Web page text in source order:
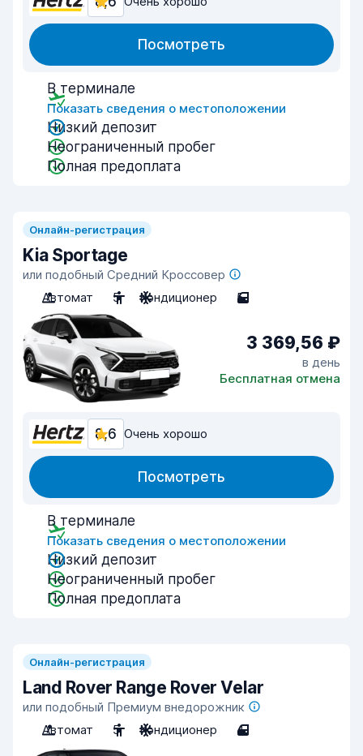
Посмотреть
В терминале
Показать сведения о местоположении
Низкий депозит
Неограниченный пробег
Полная предоплата
Онлайн-регистрация
Kia Sportage
или подобный Средний Кроссовер
Автомат
5 Кондиционер 5
3 369,56 ₽
в день
Бесплатная отмена
8,6 Очень хорошо
Посмотреть
В терминале
Показать сведения о местоположении
Низкий депозит
Неограниченный пробег
Полная предоплата
Онлайн-регистрация
Land Rover Range Rover Velar
или подобный Премиум внедорожник
Автомат
5 Кондиционер 4